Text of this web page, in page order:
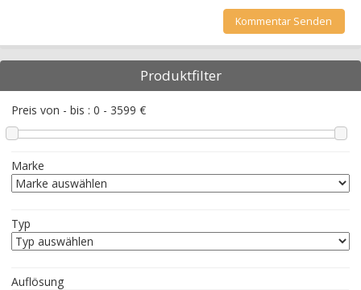
Produktfilter
Preis von - bis : 0 - 3599 €
Marke
Typ
Auflösung